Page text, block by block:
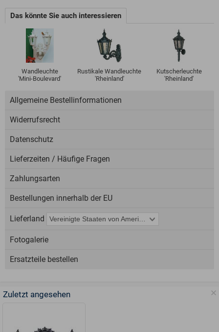
Das könnte Sie auch interessieren
Wandleuchte
'Mini-Boulevard'
Rustikale Wandleuchte
'Rheinland'
Kutscherleuchte
'Rheinland'
Allgemeine Bestellinformationen
Widerrufsrecht
Datenschutz
Lieferzeiten / Häufige Fragen
Zahlungsarten
Bestellungen innerhalb der EU
Lieferland
Fotogalerie
Ersatzteile bestellen
Zuletzt angesehen